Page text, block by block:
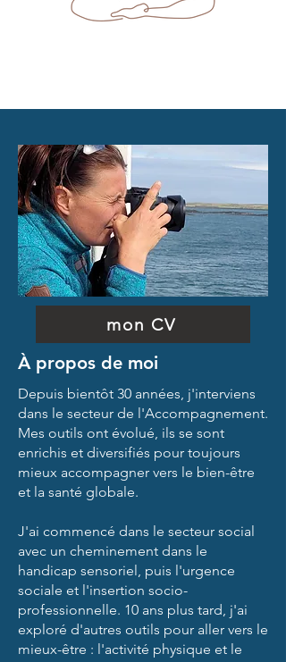
mon CV
À propos de moi
Depuis bientôt 30 années, j'interviens
dans le secteur de l'Accompagnement.
Mes outils ont évolué, ils se sont
enrichis et diversifiés pour toujours
mieux accompagner vers le bien-être
et la santé globale.
J'ai commencé dans le secteur social
avec un cheminement dans le
handicap sensoriel, puis l'urgence
sociale et l'insertion socio-
professionnelle. 10 ans plus tard, j'ai
exploré d'autres outils pour aller vers le
mieux-être : l'activité physique et le